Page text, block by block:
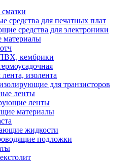
средства для печатных плат
средства для электроники
кембрики
изолента
для транзисторов
ленты
ленты
материалы
жидкости
подложки